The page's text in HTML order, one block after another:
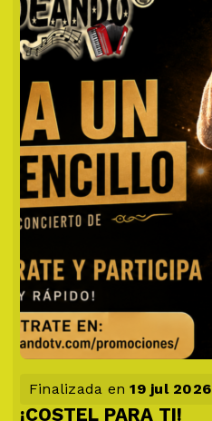
Finalizada en19 jul 2026
¡COSTEL PARA TI!